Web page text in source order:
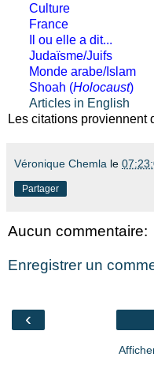
Culture
France
Il ou elle a dit...
Judaïsme/Juifs
Monde arabe/Islam
Shoah (Holocaust)
Articles in English
Les citations proviennent
Véronique Chemla le
Partager
Aucun commentaire:
Enregistrer un
‹